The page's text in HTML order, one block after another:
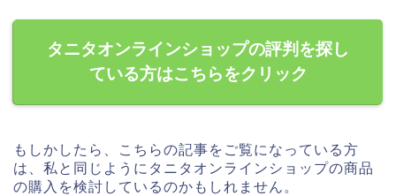
タニタオンラインショップの評判を探し
ている方はこちらをクリック
もしかしたら、こちらの記事をご覧になっている方
は、私と同じようにタニタオンラインショップの商品
の購入を検討しているのかもしれません。